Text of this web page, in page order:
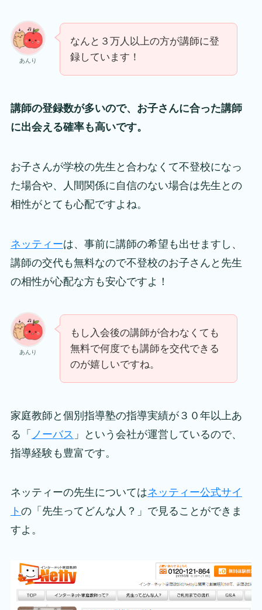
あんり
なんと３万人以上の方が講師に登
録しています！
講師の登録数が多いので、お子さんに合った講師
に出会える確率も高いです。
お子さんが学校の先生と合わなくて不登校になっ
た場合や、人間関係に自信のない場合は先生との
相性がとても心配ですよね。
ネッティーは、事前に講師の希望も出せますし、
講師の交代も無料なので不登校のお子さんと先生
の相性が心配な方も安心ですよ！
あんり
もし入会後の講師が合わなくても
無料で何度でも講師を交代できる
のが嬉しいですね。
家庭教師と個別指導塾の指導実績が３０年以上あ
る「 ノーバス 」という会社が運営しているので、
指導経験も豊富です。
ネッティーの先生についてはネッティー公式サイ
ト の「先生ってどんな人？」で見ることができま
すよ。